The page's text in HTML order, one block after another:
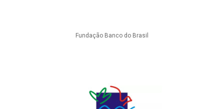
Fundação Banco do Brasil